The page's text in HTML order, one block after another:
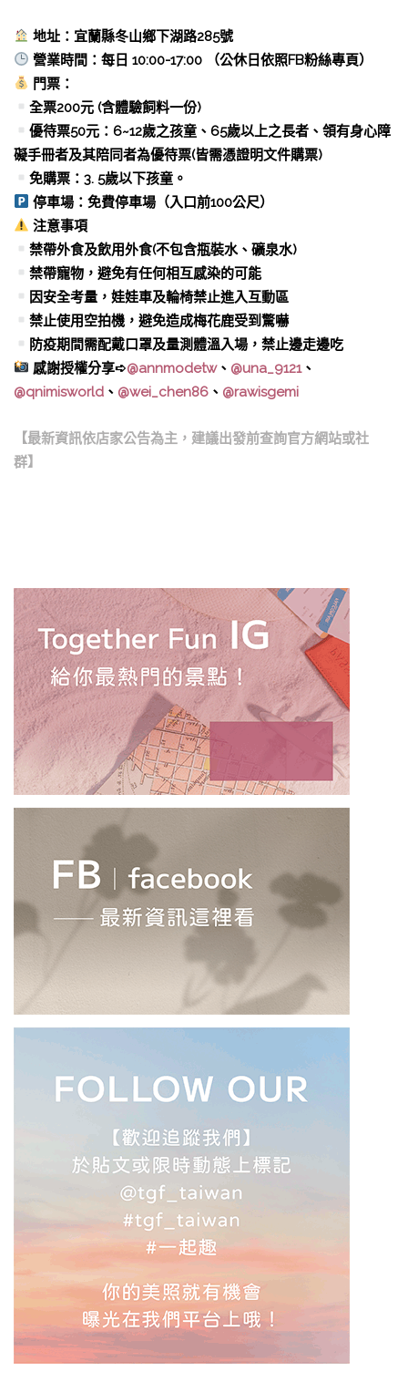
地址：宜蘭縣冬山鄉下湖路285號
營業時間：每日 10:00-17:00 （公休日依照FB粉絲專頁）
門票：
全票200元 (含體驗飼料一份)
優待票50元：6~12歲之孩童、65歲以上之長者、領有身心障
礙手冊者及其陪同者為優待票(皆需憑證明文件購票)
免購票：3. 5歲以下孩童。
停車場：免費停車場（入口前100公尺）
注意事項
禁帶外食及飲用外食(不包含瓶裝水、礦泉水)
禁帶寵物，避免有任何相互感染的可能
因安全考量，娃娃車及輪椅禁止進入互動區
禁止使用空拍機，避免造成梅花鹿受到驚嚇
防疫期間需配戴口罩及量測體溫入場，禁止邊走邊吃
感謝授權分享➪@annmodetw、 @una_9121、
@qnimisworld 、 @wei_chen86 、 @rawisgemi
【最新資訊依店家公告為主，建議出發前查詢官方網站或社
群】